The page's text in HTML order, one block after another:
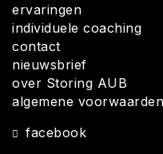
ervaringen
individuele coaching
contact
nieuwsbrief
over Storing AUB
algemene voorwaarden
facebook